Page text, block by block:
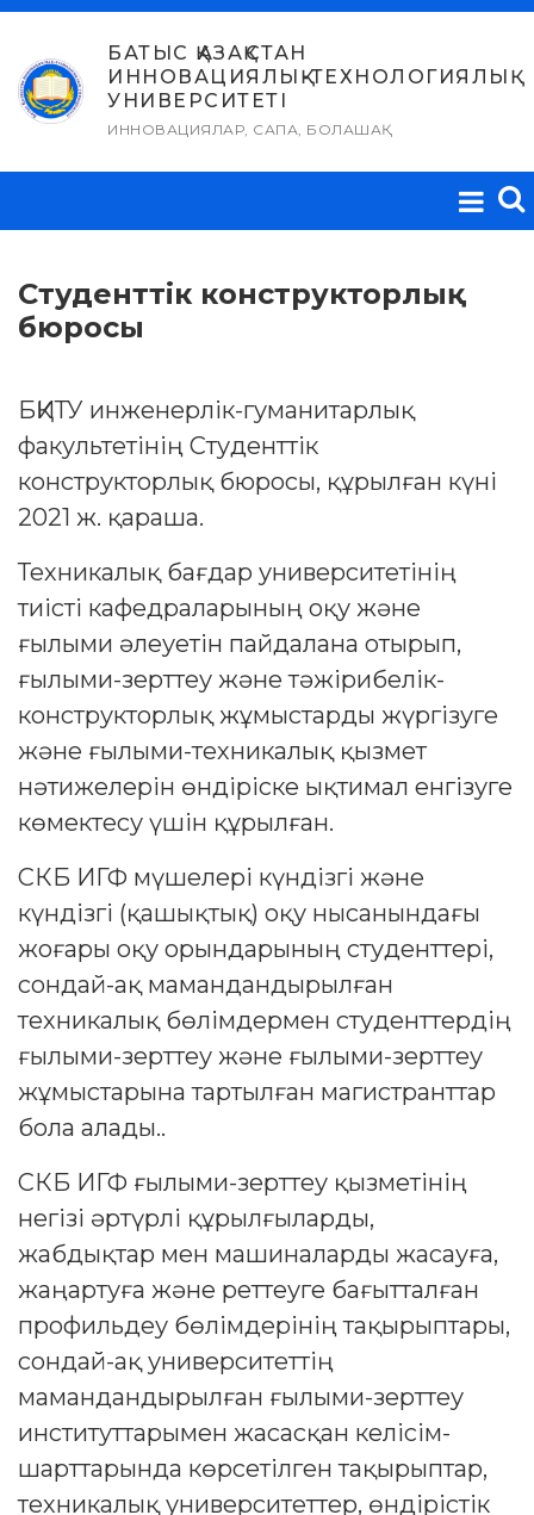
Skip
content
БАТЫС ҚАЗАҚСТАН
ИННОВАЦИЯЛЫҚ-ТЕХНОЛОГИЯЛЫҚ
УНИВЕРСИТЕТІ
ИННОВАЦИЯЛАР, САПА, БОЛАШАҚ
Студенттік конструкторлық
бюросы
БҚИТУ инженерлік-гуманитарлық
факультетінің Студенттік
конструкторлық бюросы, құрылған күні
2021 ж. қараша.
Техникалық бағдар университетінің
тиісті кафедраларының оқу және
ғылыми әлеуетін пайдалана отырып,
ғылыми-зерттеу және тәжірибелік-
конструкторлық жұмыстарды жүргізуге
және ғылыми-техникалық қызмет
нәтижелерін өндіріске ықтимал енгізуге
көмектесу үшін құрылған.
СКБ ИГФ мүшелері күндізгі және
күндізгі (қашықтық) оқу нысанындағы
жоғары оқу орындарының студенттері,
сондай-ақ мамандандырылған
техникалық бөлімдермен студенттердің
ғылыми-зерттеу және ғылыми-зерттеу
жұмыстарына тартылған магистранттар
бола алады..
СКБ ИГФ ғылыми-зерттеу қызметінің
негізі әртүрлі құрылғыларды,
жабдықтар мен машиналарды жасауға,
жаңартуға және реттеуге бағытталған
профильдеу бөлімдерінің тақырыптары,
сондай-ақ университеттің
мамандандырылған ғылыми-зерттеу
институттарымен жасасқан келісім-
шарттарында көрсетілген тақырыптар,
техникалық университеттер, өндірістік